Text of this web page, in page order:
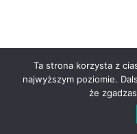
Ta strona korzysta z
najwyższym poziomie.
że